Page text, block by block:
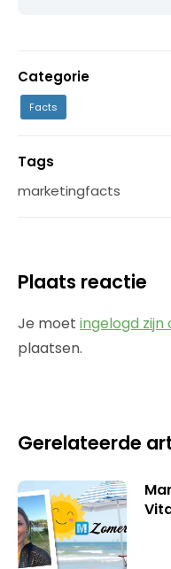
Categorie
Facts
Tags
marketingfacts
Plaats reactie
Je moet ingelogd zijn
plaatsen.
Gerelateerde